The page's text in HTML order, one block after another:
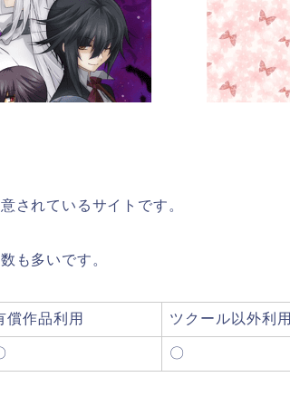
されているサイトです。
も多いです。
償作品利用 ツクール以外利用
〇